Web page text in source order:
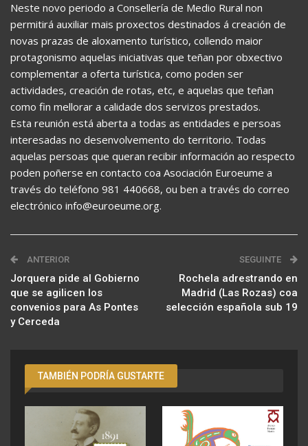
Neste novo periodo a Consellería de Medio Rural non
permitirá auxiliar mais proxectos destinados á creación de
novas prazas de aloxamento turístico, collendo maior
protagonismo aquelas iniciativas que teñan por obxectivo
complementar a oferta turística, como poden ser
actividades, creación de rotas, etc, e aquelas que teñan
como fin mellorar a calidade dos servizos prestados.
Esta reunión está aberta a todas as entidades e persoas
interesadas no desenvolvemento do territorio. Todas
aquelas persoas que queran recibir información ao respecto
poden poñerse en contacto coa Asociación Euroeume a
través do teléfono 981 440668, ou ben a través do correo
electrónico info@euroeume.org.
ANTERIOR
Jorquera pide al Gobierno
que se agilicen los
convenios para As Pontes
y Cerceda
SEGUINTE
Rochela adrestrando en
Madrid (Las Rozas) coa
selección española sub 19
TAMBIÉN PODRÍA GUSTARTE